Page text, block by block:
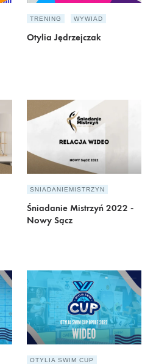
TRENING WYWIAD
Otylia Jędrzejczak
SNIADANIEMISTRZYN
Śniadanie Mistrzyń 2022 -
Nowy Sącz
OTYLIA SWIM CUP